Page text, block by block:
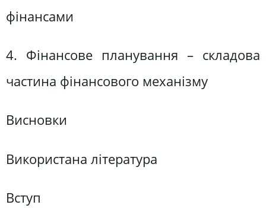
фінансами
4. Фінансове планування – складова
частина фінансового механізму
Висновки
Використана література
Вступ